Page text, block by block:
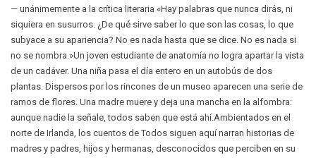
— unánimemente a la crítica literaria «Hay palabras que nunca dirás, ni
siquiera en susurros. ¿De qué sirve saber lo que son las cosas, lo que
subyace a su apariencia? No es nada hasta que se dice. No es nada si
no se nombra.»Un joven estudiante de anatomía no logra apartar la vista
de un cadáver. Una niña pasa el día entero en un autobús de dos
plantas. Dispersos por los rincones de un museo aparecen una serie de
ramos de flores. Una madre muere y deja una mancha en la alfombra:
aunque nadie la señale, todos saben que está ahí.Ambientados en el
norte de Irlanda, los cuentos de Todos siguen aquí narran historias de
madres y padres, hijos y hermanas, desconocidos que perciben en su